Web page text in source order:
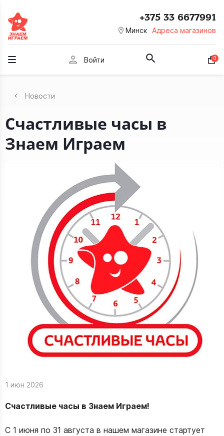
room Минск Адреса магазинов
+375 33 6677991
person Войти 0
Новости
Счастливые часы в
Знаем Играем
1 июн 2026
Счастливые часы в Знаем Играем!
С 1 июня по 31 августа в нашем магазине стартует